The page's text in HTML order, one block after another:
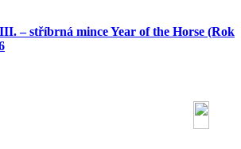
– stříbrná mince Year of the Horse (Rok